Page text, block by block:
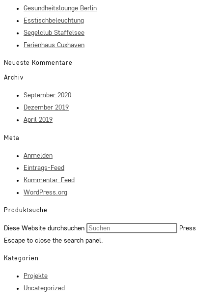
Gesundheitslounge Berlin
Esstischbeleuchtung
Segelclub Staffelsee
Ferienhaus Cuxhaven
Neueste Kommentare
Archiv
September 2020
Dezember 2019
April 2019
Meta
Anmelden
Eintrags-Feed
Kommentar-Feed
WordPress.org
Produktsuche
Diese Website durchsuchen
Press
Escape to close the search panel.
Kategorien
Projekte
Uncategorized